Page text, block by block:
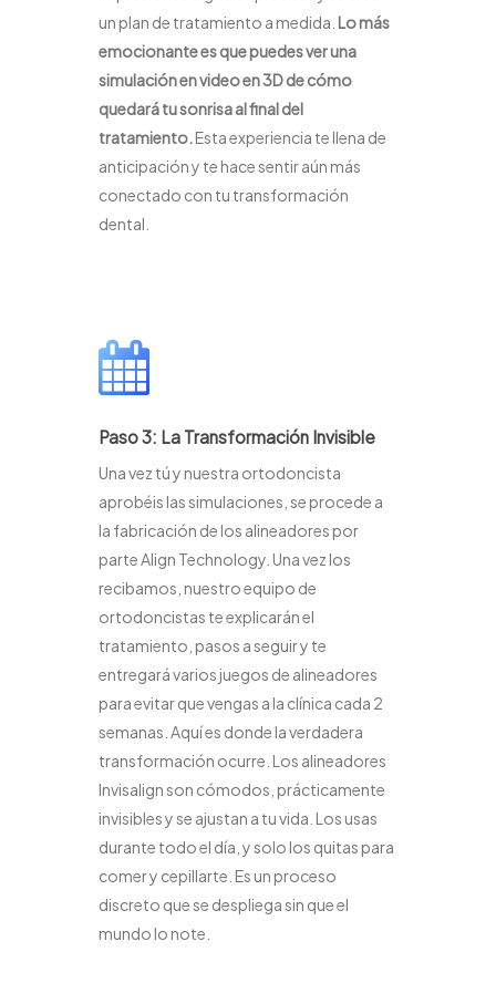
un plan de tratamiento a medida. Lo más
emocionante es que puedes ver una
simulación en video en 3D de cómo
quedará tu sonrisa al final del
tratamiento.Esta experiencia te llena de
anticipación y te hace sentir aún más
conectado con tu transformación
dental.
Paso 3: La Transformación Invisible
Una vez tú y nuestra ortodoncista
aprobéis las simulaciones, se procede a
la fabricación de los alineadores por
parte Align Technology. Una vez los
recibamos, nuestro equipo de
ortodoncistas te explicarán el
tratamiento, pasos a seguir y te
entregará varios juegos de alineadores
para evitar que vengas a la clínica cada 2
semanas. Aquí es donde la verdadera
transformación ocurre. Los alineadores
Invisalign son cómodos, prácticamente
invisibles y se ajustan a tu vida. Los usas
durante todo el día, y solo los quitas para
comer y cepillarte. Es un proceso
discreto que se despliega sin que el
mundo lo note.